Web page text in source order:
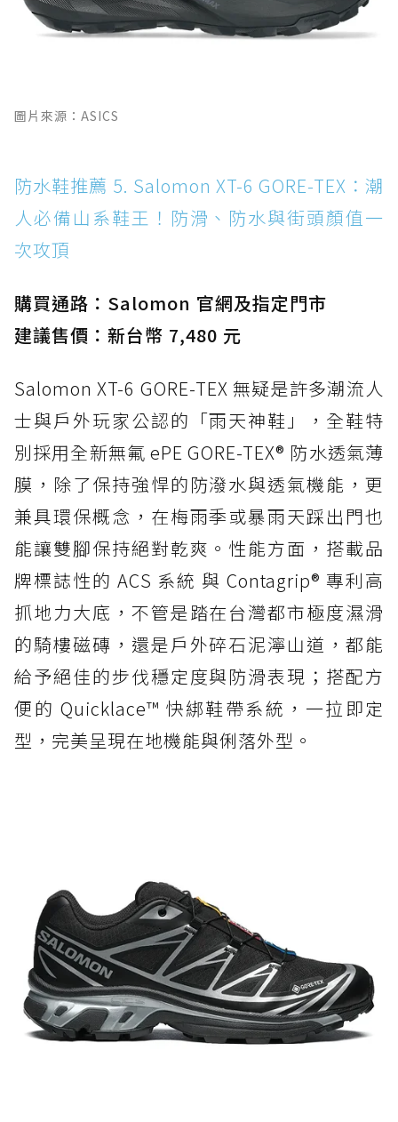
圖片來源：ASICS
防水鞋推薦 5. Salomon XT-6 GORE-TEX：潮
人必備山系鞋王！防滑、防水與街頭顏值一
次攻頂
購買通路：Salomon 官網及指定門市
建議售價：新台幣 7,480 元
Salomon XT-6 GORE-TEX 無疑是許多潮流人
士與戶外玩家公認的「雨天神鞋」，全鞋特
別採用全新無氟 ePE GORE-TEX® 防水透氣薄
膜，除了保持強悍的防潑水與透氣機能，更
兼具環保概念，在梅雨季或暴雨天踩出門也
能讓雙腳保持絕對乾爽。性能方面，搭載品
牌標誌性的 ACS 系統 與 Contagrip® 專利高
抓地力大底，不管是踏在台灣都市極度濕滑
的騎樓磁磚，還是戶外碎石泥濘山道，都能
給予絕佳的步伐穩定度與防滑表現；搭配方
便的 Quicklace™ 快綁鞋帶系統，一拉即定
型，完美呈現在地機能與俐落外型。